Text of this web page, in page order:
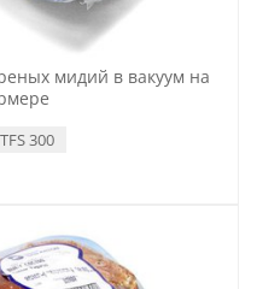
мидий в вакуум на
TFS 300